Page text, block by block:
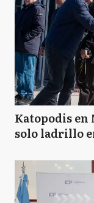
Katopodis en
solo ladrillo